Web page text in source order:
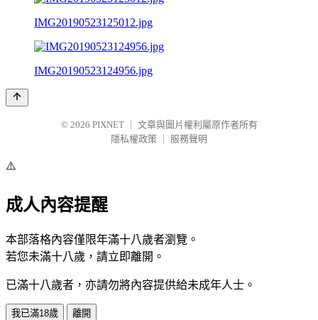
IMG20190523125012.jpg
IMG20190523124956.jpg
© 2026 PIXNET
文章與圖片權利屬原作者所有
隱私權政策
服務聲明
⚠️
成人內容提醒
本部落格內容僅限年滿十八歲者瀏覽。
若您未滿十八歲，請立即離開。
已滿十八歲者，亦請勿將內容提供給未成年人士。
我已滿18歲 離開